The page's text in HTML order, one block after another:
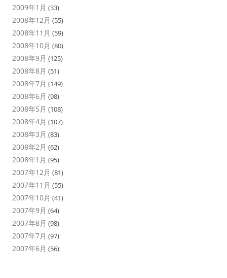
2009年1月 (33)
2008年12月 (55)
2008年11月 (59)
2008年10月 (80)
2008年9月 (125)
2008年8月 (51)
2008年7月 (149)
2008年6月 (98)
2008年5月 (108)
2008年4月 (107)
2008年3月 (83)
2008年2月 (62)
2008年1月 (95)
2007年12月 (81)
2007年11月 (55)
2007年10月 (41)
2007年9月 (64)
2007年8月 (98)
2007年7月 (97)
2007年6月 (56)